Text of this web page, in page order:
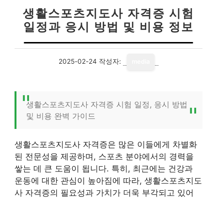
생활스포츠지도사 자격증 시험
일정과 응시 방법 및 비용 정보
2025-02-24 작성자:
생활스포츠지도사 자격증 시험 일정, 응시 방법
및 비용 완벽 가이드
생활스포츠지도사 자격증은 많은 이들에게 차별화
된 전문성을 제공하며, 스포츠 분야에서의 경력을
쌓는 데 큰 도움이 됩니다. 특히, 최근에는 건강과
운동에 대한 관심이 높아짐에 따라, 생활스포츠지도
사 자격증의 필요성과 가치가 더욱 부각되고 있어